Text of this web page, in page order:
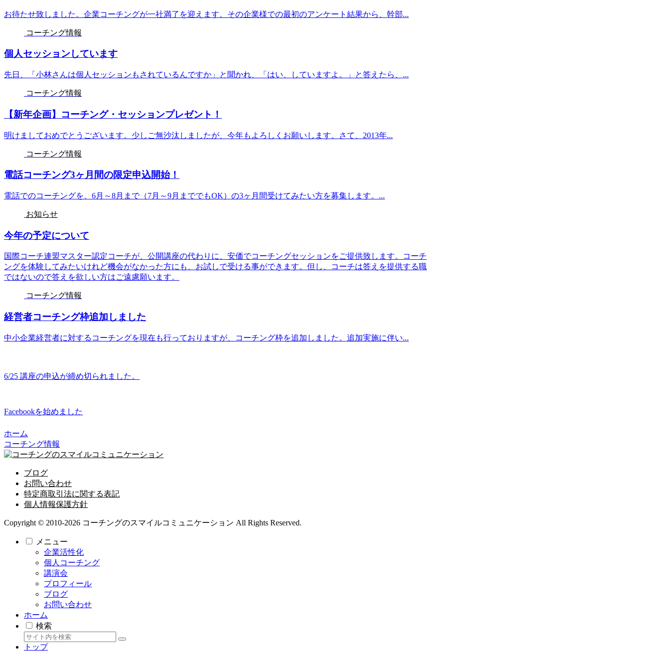
お待たせ致しました。企業コーチングが一社満了を迎えます。その企業様での最初のアンケート結果から、幹部...
コーチング情報
個人セッションしています
先日、「小林さんは個人セッションもされているんですか」と聞かれ、「はい、していますよ。」と答えたら、...
コーチング情報
【新年企画】コーチング・セッションプレゼント！
明けましておめでとうございます。少しご無沙汰しましたが、今年もよろしくお願いします。さて、2013年...
コーチング情報
電話コーチング3ヶ月間の限定申込開始！
電話でのコーチングを、6月～8月まで（7月～9月まででもOK）の3ヶ月間受けてみたい方を募集します。...
お知らせ
今年の予定について
国際コーチ連盟マスター認定コーチが、公開講座の代わりに、安価でコーチングセッションをご提供致します。コーチ
ングを体験してみたいけれど機会がなかった方にも、お試しで受ける事ができます。但し、コーチは答えを提供する職
ではないので答えを欲しい方はご遠慮願います。
コーチング情報
経営者コーチング枠追加しました
中小企業経営者に対するコーチングを現在も行っておりますが、コーチング枠を追加しました。追加実施に伴い...
6/25 講座の申込が締め切られました。
Facebookを始めました
ホーム
コーチング情報
ブログ
お問い合わせ
特定商取引法に関する表記
個人情報保護方針
Copyright © 2010-2026 コーチングのスマイルコミュニケーション All Rights Reserved.
メニュー
企業活性化
個人コーチング
講演会
プロフィール
ブログ
お問い合わせ
ホーム
検索
トップ